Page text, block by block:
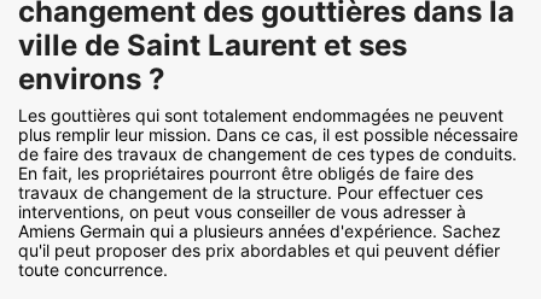
changement des gouttières dans la
ville de Saint Laurent et ses
environs ?
Les gouttières qui sont totalement endommagées ne peuvent
plus remplir leur mission. Dans ce cas, il est possible nécessaire
de faire des travaux de changement de ces types de conduits.
En fait, les propriétaires pourront être obligés de faire des
travaux de changement de la structure. Pour effectuer ces
interventions, on peut vous conseiller de vous adresser à
Amiens Germain qui a plusieurs années d'expérience. Sachez
qu'il peut proposer des prix abordables et qui peuvent défier
toute concurrence.